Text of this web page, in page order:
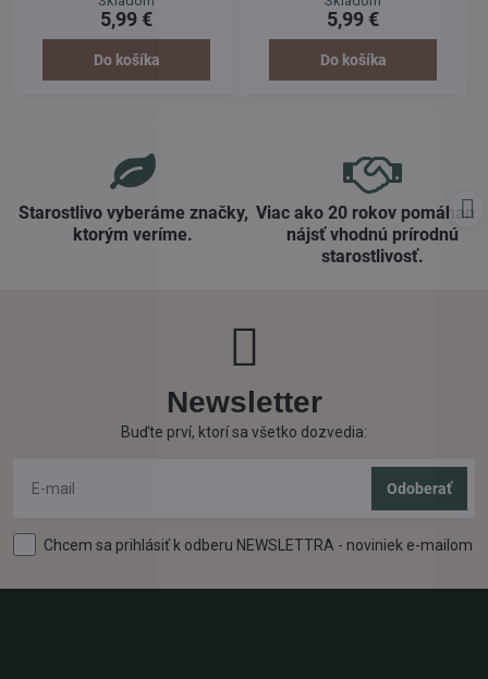
prispieva k zdravej kvalite krvi,
dopĺňa potrebné množstvo
železa do krvného obehu.
Posilňuje funkciu sleziny,
5,99 €
Do košíka
namletý prášok sa preto vo vode
nikdy nerozpustí. To
najcennejšie, čo nápoj obsahuje,
je rozomletá zmes bylín, ktorú je
5,99 €
Do košíka
Starostlivo vyberáme značky,
ktorým veríme​.
Viac ako 20 rokov
nájsť vhodnú prírodnú
starostlivosť​.
Newsletter
Buďte prví, ktorí sa všetko dozvedia:
Odoberať
Chcem sa prihlásiť k odberu NEWSLETTRA - noviniek e-mailom